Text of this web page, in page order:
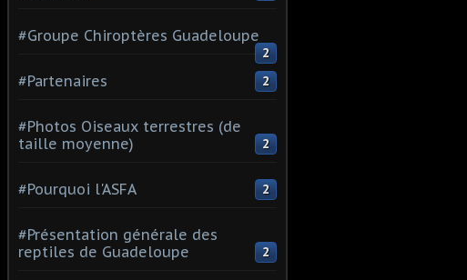
#Groupe Chiroptères Guadeloupe
2
#Partenaires 2
#Photos Oiseaux terrestres (de
taille moyenne)
2
#Pourquoi l'ASFA 2
#Présentation générale des
reptiles de Guadeloupe
2